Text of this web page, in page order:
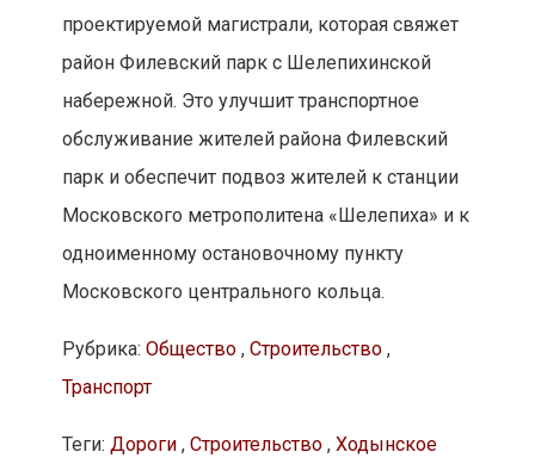
проектируемой магистрали, которая свяжет
район Филевский парк с Шелепихинской
набережной. Это улучшит транспортное
обслуживание жителей района Филевский
парк и обеспечит подвоз жителей к станции
Московского метрополитена «Шелепиха» и к
одноименному остановочному пункту
Московского центрального кольца.
Рубрика: Общество, Строительство,
Транспорт
Теги: Дороги, Строительство, Ходынское